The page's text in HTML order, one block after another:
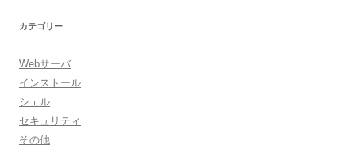
カテゴリー
Webサーバ
インストール
シェル
セキュリティ
その他